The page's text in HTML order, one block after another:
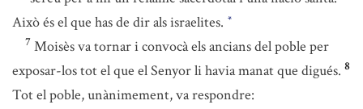
Això és el que has de dir als israelites. *
7 Moisès va tornar i convocà els ancians del poble per
exposar-los tot el que el Senyor li havia manat que digués. 8
Tot el poble, unànimement, va respondre: